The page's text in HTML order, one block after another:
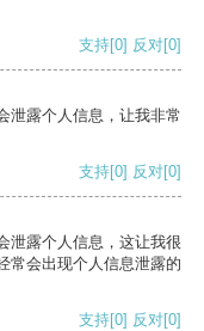
支持[0] 反对[0]
泄露个人信息，让我非常
支持[0] 反对[0]
泄露个人信息，这让我很
常会出现个人信息泄露的
支持[0] 反对[0]